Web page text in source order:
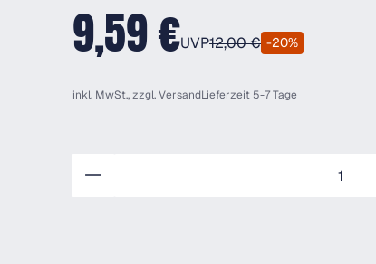
9,59 €UVP12,00 € -20%
inkl. MwSt., zzgl.VersandLieferzeit 5-7 Tage